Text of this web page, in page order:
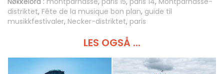
distriktet, Fête de la musique bon plan, guide til
musikkfestivaler, Necker-distriktet, paris
LES OGSÅ ...